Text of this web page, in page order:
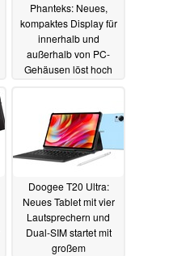
Phanteks: Neues,
kompaktes Display für
innerhalb und
außerhalb von PC-
Gehäusen löst hoch
Doogee T20 Ultra:
Neues Tablet mit vier
Lautsprechern und
Dual-SIM startet mit
großem